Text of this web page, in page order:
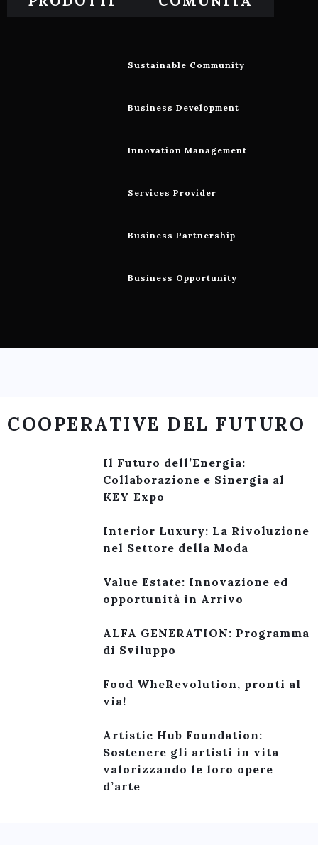
Sustainable Community
Business Development
Innovation Management
Services Provider
Business Partnership
Business Opportunity
COOPERATIVE DEL FUTURO
Il Futuro dell’Energia:
Collaborazione e Sinergia al
KEY Expo
Interior Luxury: La Rivoluzione
nel Settore della Moda
Value Estate: Innovazione ed
opportunità in Arrivo
ALFA GENERATION: Programma
di Sviluppo
Food WheRevolution, pronti al
via!
Artistic Hub Foundation:
Sostenere gli artisti in vita
valorizzando le loro opere
d’arte